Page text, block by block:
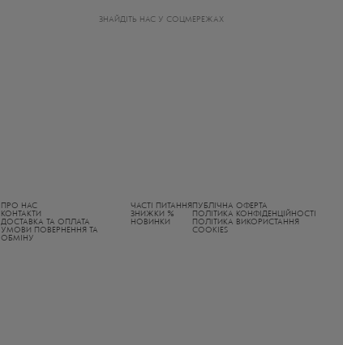
ЗНАЙДІТЬ НАС У СОЦМЕРЕЖАХ
ПРО НАС
КОНТАКТИ
ДОСТАВКА ТА ОПЛАТА
УМОВИ ПОВЕРНЕННЯ ТА
ОБМІНУ
ЧАСТІ ПИТАННЯ
ЗНИЖКИ %
НОВИНКИ
ПУБЛІЧНА ОФЕРТА
ПОЛІТИКА КОНФІДЕНЦІЙНОСТІ
ПОЛІТИКА ВИКОРИСТАННЯ
COOKIES